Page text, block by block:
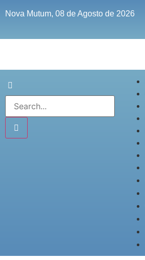
Nova Mutum, 08 de Agosto de 2026